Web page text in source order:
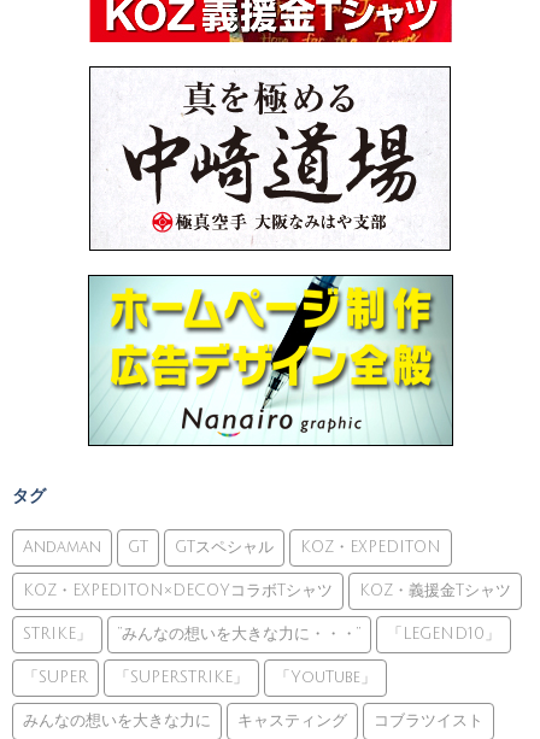
タグ
Andaman GT GTスペシャル KOZ・EXPEDITON
KOZ・EXPEDITON×DECOYコラボTシャツ KOZ・義援金Tシャツ
STRIKE」 ”みんなの想いを大きな力に・・・” 「LEGEND10」
「SUPER 「SUPERSTRIKE」 「YouTube」
みんなの想いを大きな力に キャスティング コブラツイスト